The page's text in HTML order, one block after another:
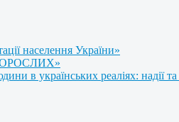
населення України»
в українських реаліях: надії